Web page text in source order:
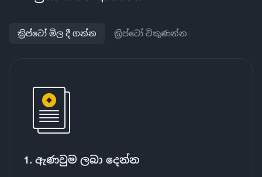
ක්‍රිප්ටෝ මිල දී ගන්න ක්‍රිප්ටෝ විකුණන්න
1. ඇණවුම ලබා දෙන්න